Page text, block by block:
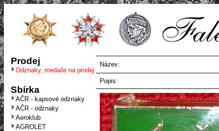
Prodej
Odznaky, medaile na prodej
Sbírka
AČR - kapsové odznaky
AČR - odznaky
Aeroklub
AGROLET
Název:
Popis: